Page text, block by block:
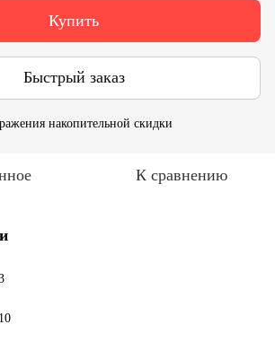
Купить
Быстрый заказ
накопительной скидки
К сравнению
10